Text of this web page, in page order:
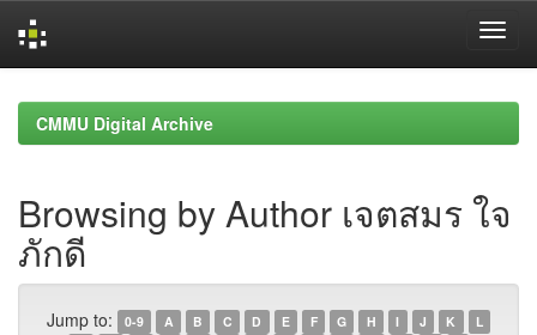
navigationCMMU Digital Archive
Browsing by Author เจตสมร ใจ
ภักดี
Jump to: 0-9 A B C D E F G H I J K
L